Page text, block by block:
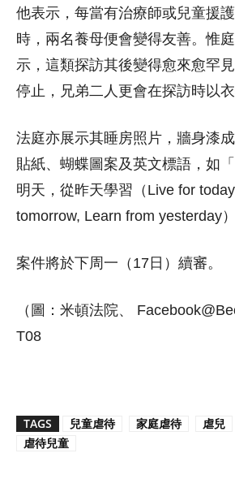
他表示，每當有治療師或兒童援
時，兩名養母便會變得友善。惟
示，這類探訪其後變得愈來愈罕
停止，兄弟二人更會在探訪時以衣
法庭亦展示其睡房照片，牆身漆
貼紙、蝴蝶圖案及英文標語，如
明天，從昨天學習（Live for
tomorrow, Learn from yesterday）
案件將於下周一（17日）續審。
（圖：米頓法院、
T08
TAGS 兒童虐待 家庭虐待 虐兒
虐待兒童